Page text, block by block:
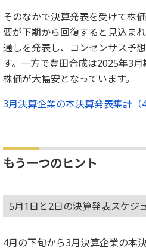
そのなかで決算発表を受けて株
要が下期から回復すると見込ま
通しを発表し、コンセンサス予
す。一方で豊田合成は2025年3
株価が大幅安となっています。
3月決算企業の本決算発表集計
もう一つのヒント
5月1日と2日の決算発表スケジ
4月の下旬から3月決算企業の本